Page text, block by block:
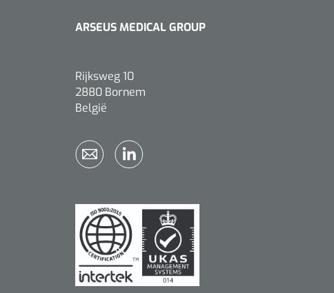
ARSEUS MEDICAL GROUP
Rijksweg 10
2880 Bornem
België